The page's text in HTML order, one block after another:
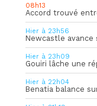
08h13
Hier à 23h56
Hier à 23h09
Gouiri lâche une
Hier à 22h04
Benatia balance